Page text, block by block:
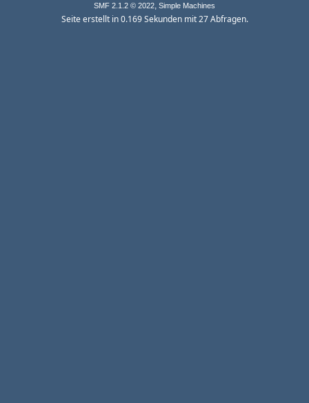
SMF 2.1.2 © 2022, Simple Machines
Seite erstellt in 0.169 Sekunden mit 27 Abfragen.